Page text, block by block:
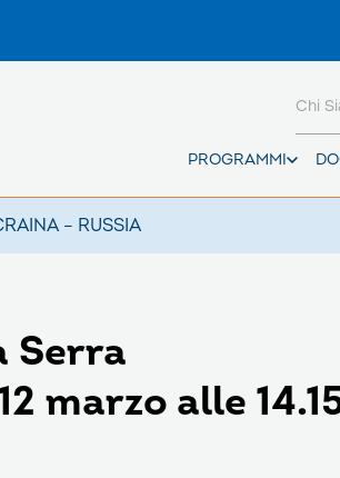
PROGRAMMI
Chi
– RUSSIA
Serra
marzo alle